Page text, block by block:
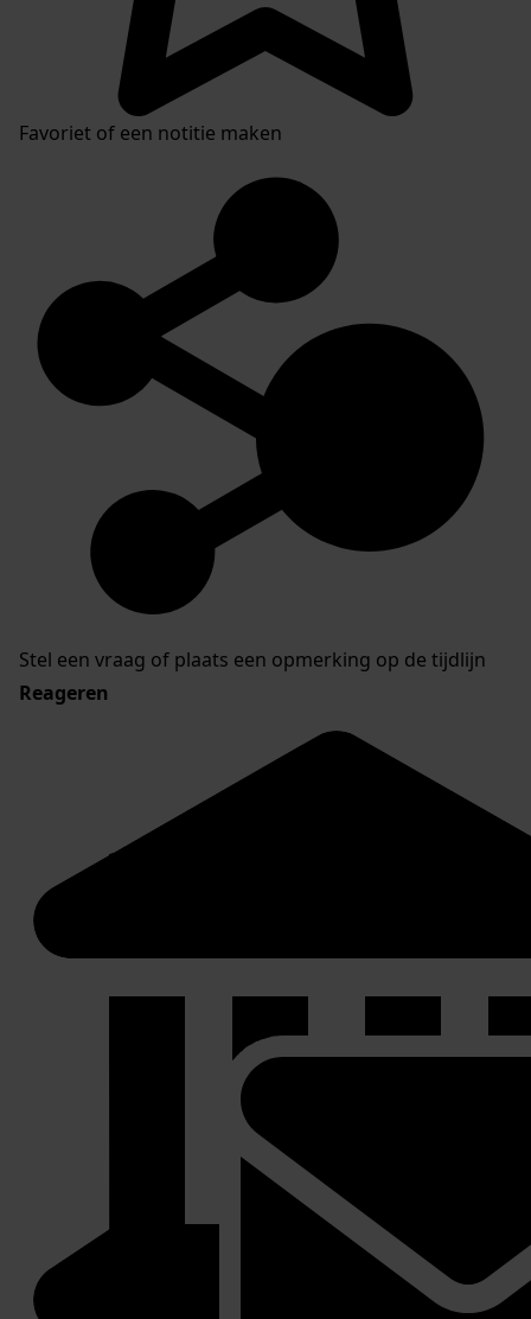
Favoriet of een notitie maken
Stel een vraag of plaats een opmerking op de tijdlijn
Reageren